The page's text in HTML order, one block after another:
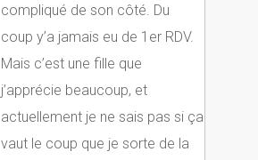
compliqué de son côté. Du
coup y’a jamais eu de 1er RDV.
Mais c’est une fille que
j’apprécie beaucoup, et
actuellement je ne sais pas si ça
vaut le coup que je sorte de la